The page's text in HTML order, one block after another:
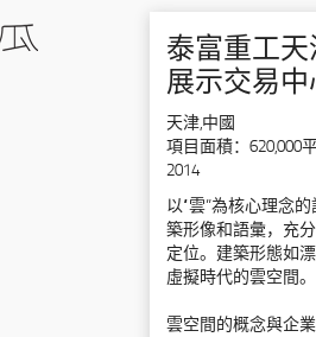
泰富重工
展示交易
天津,中國
項目面積：620,000
2014
以“雲”為核心理念
築形像和語彙，充
定位。建築形態如
虛擬時代的雲空間。
雲空間的概念與企